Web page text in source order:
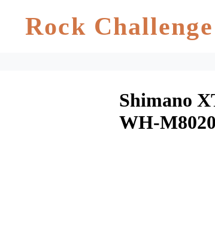
Rock Challenge
Shimano
WH-